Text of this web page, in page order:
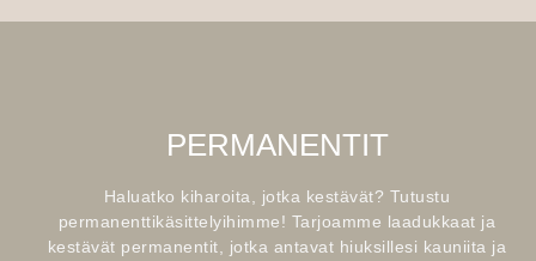
PERMANENTIT
Haluatko kiharoita, jotka kestävät? Tutustu
permanenttikäsittelyihimme! Tarjoamme laadukkaat ja
kestävät permanentit, jotka antavat hiuksillesi kauniita ja